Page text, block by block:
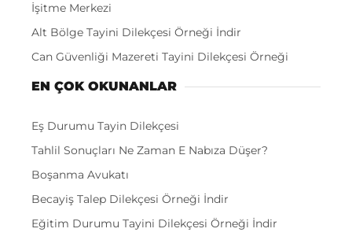
İşitme Merkezi
Alt Bölge Tayini Dilekçesi Örneği İndir
Can Güvenliği Mazereti Tayini Dilekçesi Örneği
EN ÇOK OKUNANLAR
Eş Durumu Tayin Dilekçesi
Tahlil Sonuçları Ne Zaman E Nabıza Düşer?
Boşanma Avukatı
Becayiş Talep Dilekçesi Örneği İndir
Eğitim Durumu Tayini Dilekçesi Örneği İndir